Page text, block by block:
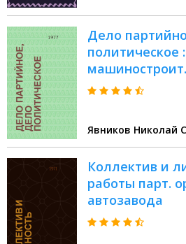
материалов
Дело
политическое
"Кондиционер"
Явников Николай
Коллектив и
работы парт.
автозавода